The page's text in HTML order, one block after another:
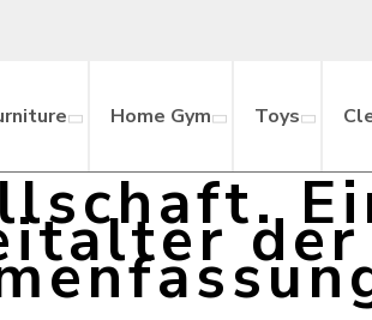
Home Gym Toys